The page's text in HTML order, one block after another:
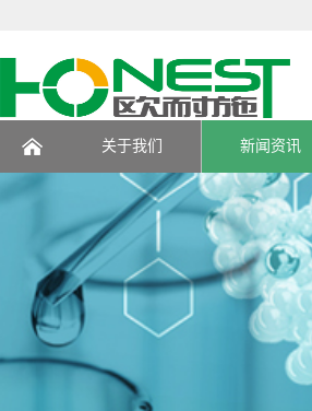
关于我们 新闻资讯